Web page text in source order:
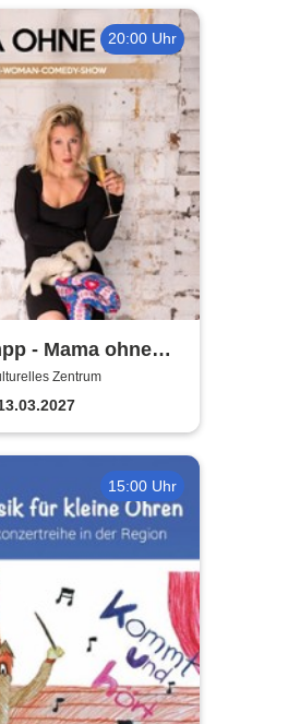
20:00 Uhr
- Mama ohne
Zentrum
15:00 Uhr